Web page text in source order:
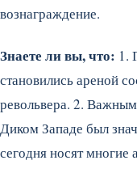
вознаграждение.
Знаете ли вы, что: 1.
становились ареной
револьвера. 2.
Диком Западе был
сегодня носят